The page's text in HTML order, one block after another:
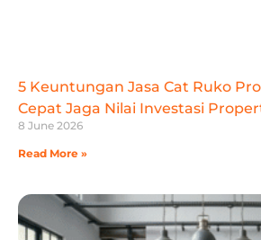
5 Keuntungan Jasa Cat Ruko
Cepat Jaga Nilai Investasi
8 June 2026
Read More »